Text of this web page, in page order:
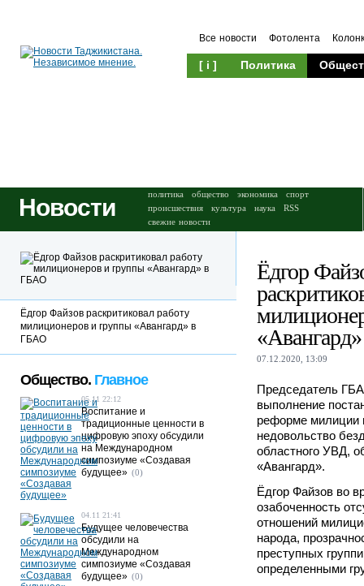
Все новости Фотолента
[ i ] Политика
Новости политика общество экономика
спорт
происшествия
культура наука
RSS
свежие новости
Ёдгор
07.12.2020, 13:09
Председатель
выполнение
реформе милиции
недовольство
областного УВД,
«Авангард».
Ёдгор Файзов во
озабоченность
отношений
народа,
преступных
определенными
Ёдгор Файзов раскритиковал работу
милиционеров и группы «Авангард» в
ГБАО
Общество. Главное
05.11 22:12
Воспитание и
традиционные ценности в
цифровую эпоху обсудили
на Международном
симпозиуме «Создавая
будущее» (0)
04.11 21:41
Будущее человечества
обсудили на
Международном
симпозиуме «Создавая
будущее» (0)